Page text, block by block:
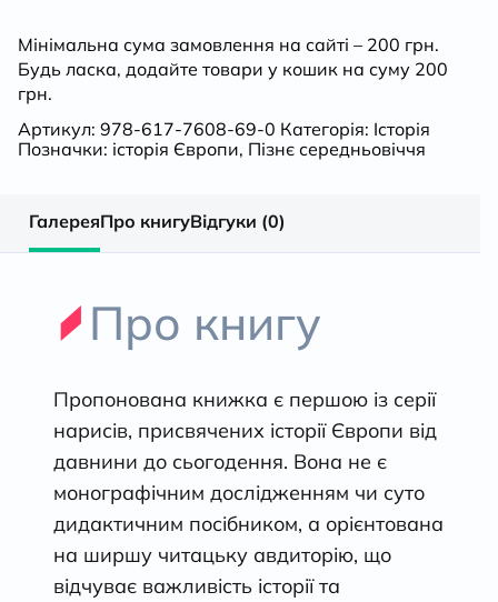
кількість
Мінімальна сума замовлення на сайті – 200 грн.
Будь ласка, додайте товари у кошик на суму 200
грн.
Артикул: 978-617-7608-69-0 Категорія: Історія
Позначки: історія Європи, Пізнє середньовіччя
ГалереяПро книгуВідгуки (0)
Про книгу
Пропонована книжка є першою із серії
нарисів, присвячених історії Європи від
давнини до сьогодення. Вона не є
монографічним дослідженням чи суто
дидактичним посібником, а орієнтована
на ширшу читацьку авдиторію, що
відчуває важливість історії та